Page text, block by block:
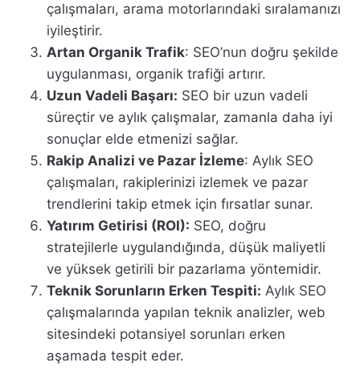
çalışmaları, arama motorlarındaki sıralamanızı
iyileştirir.
Artan Organik Trafik: SEO’nun doğru şekilde
uygulanması, organik trafiği artırır.
Uzun Vadeli Başarı: SEO bir uzun vadeli
süreçtir ve aylık çalışmalar, zamanla daha iyi
sonuçlar elde etmenizi sağlar.
Rakip Analizi ve Pazar İzleme: Aylık SEO
çalışmaları, rakiplerinizi izlemek ve pazar
trendlerini takip etmek için fırsatlar sunar.
Yatırım Getirisi (ROI): SEO, doğru
stratejilerle uygulandığında, düşük maliyetli
ve yüksek getirili bir pazarlama yöntemidir.
Teknik Sorunların Erken Tespiti: Aylık SEO
çalışmalarında yapılan teknik analizler, web
sitesindeki potansiyel sorunları erken
aşamada tespit eder.